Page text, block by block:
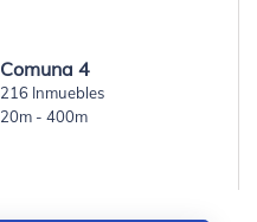
Comuna 4
216 Inmuebles
20m - 400m